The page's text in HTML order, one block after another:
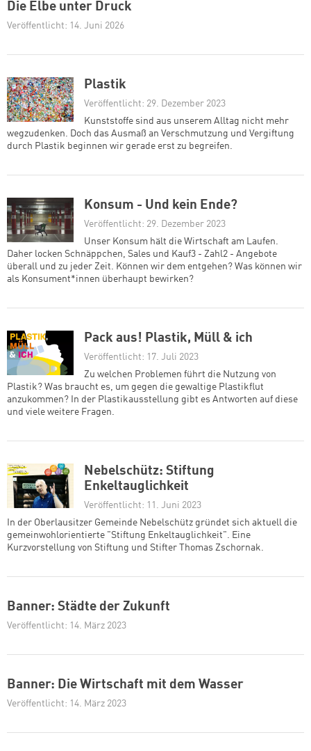
Die Elbe unter Druck
Veröffentlicht: 14. Juni 2026
Plastik
Veröffentlicht: 29. Dezember 2023
Kunststoffe sind aus unserem Alltag nicht mehr
wegzudenken. Doch das Ausmaß an Verschmutzung und Vergiftung
durch Plastik beginnen wir gerade erst zu begreifen.
Konsum - Und kein Ende?
Veröffentlicht: 29. Dezember 2023
Unser Konsum hält die Wirtschaft am Laufen.
Daher locken Schnäppchen, Sales und Kauf3 - Zahl2 - Angebote
überall und zu jeder Zeit. Können wir dem entgehen? Was können wir
als Konsument*innen überhaupt bewirken?
Pack aus! Plastik, Müll & ich
Veröffentlicht: 17. Juli 2023
Zu welchen Problemen führt die Nutzung von
Plastik? Was braucht es, um gegen die gewaltige Plastikflut
anzukommen? In der Plastikausstellung gibt es Antworten auf diese
und viele weitere Fragen.
Nebelschütz: Stiftung
Enkeltauglichkeit
Veröffentlicht: 11. Juni 2023
In der Oberlausitzer Gemeinde Nebelschütz gründet sich aktuell die
gemeinwohlorientierte "Stiftung Enkeltauglichkeit". Eine
Kurzvorstellung von Stiftung und Stifter Thomas Zschornak.
Banner: Städte der Zukunft
Veröffentlicht: 14. März 2023
Banner: Die Wirtschaft mit dem Wasser
Veröffentlicht: 14. März 2023